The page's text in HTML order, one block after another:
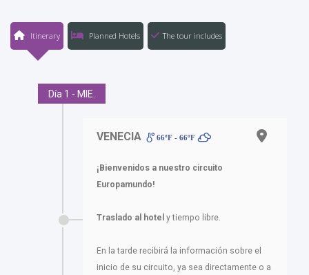
Itinerary Planned Hotels The tour includes
Día 1 - MIE.
VENECIA 66ºF - 66ºF
¡Bienvenidos a nuestro circuito
Europamundo!
Traslado al hotel y tiempo libre.
En la tarde recibirá la información sobre el
inicio de su circuito, ya sea directamente o a